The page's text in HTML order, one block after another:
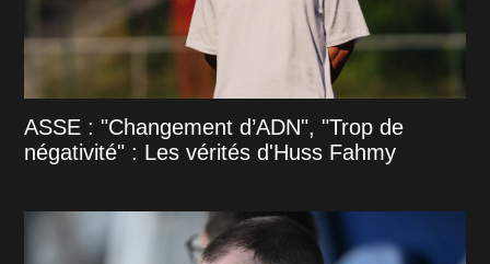
ASSE : "Changement d’ADN", "Trop de
négativité" : Les vérités d'Huss Fahmy